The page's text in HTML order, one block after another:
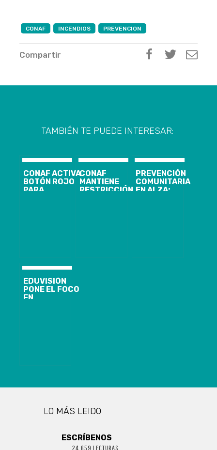
CONAF INCENDIOS PREVENCION
Compartir
TAMBIÉN TE PUEDE INTERESAR:
CONAF ACTIVA
BOTÓN ROJO
PARA
CONAF
MANTIENE
RESTRICCIÓN
PREVENCIÓN
COMUNITARIA
EN ALZA:
EDUVISIÓN
PONE EL FOCO
EN
LO MÁS LEIDO
ESCRÍBENOS
24.659 LECTURAS